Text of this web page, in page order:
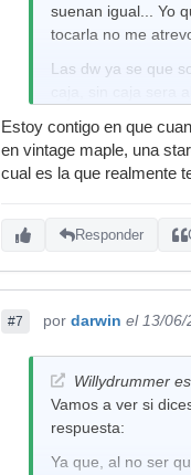
suenan igual... Yo
tocarla no me
Las dw ya se que
caja, sin caja sera
Gracias por la
Estoy contigo en que
en vintage maple, una
cual es la que realmente
Responder
#7 por darwin el 13/06/
Willydrummer
Vamos a ver si
respuesta:
Ya que, al no ser